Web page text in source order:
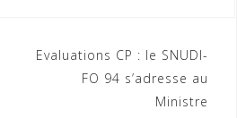
Evaluations CP : le SNUDI-
FO 94 s’adresse au
Ministre